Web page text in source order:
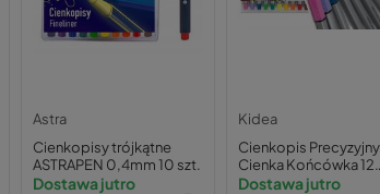
Astra
Cienkopisy trójkątne
ASTRAPEN 0,4mm 10 szt.
Dostawa jutro
Kidea
Cienkopis Precyzyjny
Cienka Końcówka 12
Kolorów Intensywne
Dostawa jutro